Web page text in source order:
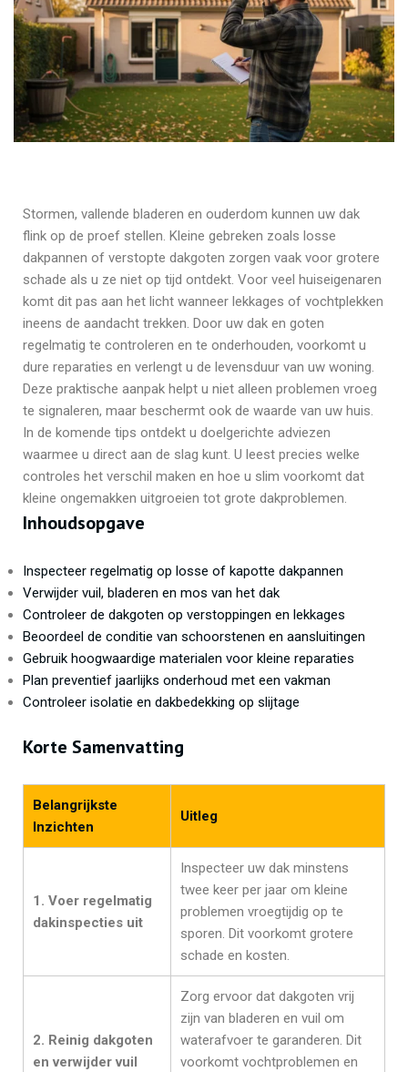
Stormen, vallende bladeren en ouderdom kunnen uw dak
flink op de proef stellen. Kleine gebreken zoals losse
dakpannen of verstopte dakgoten zorgen vaak voor grotere
schade als u ze niet op tijd ontdekt. Voor veel huiseigenaren
komt dit pas aan het licht wanneer lekkages of vochtplekken
ineens de aandacht trekken. Door uw dak en goten
regelmatig te controleren en te onderhouden, voorkomt u
dure reparaties en verlengt u de levensduur van uw woning.
Deze praktische aanpak helpt u niet alleen problemen vroeg
te signaleren, maar beschermt ook de waarde van uw huis.
In de komende tips ontdekt u doelgerichte adviezen
waarmee u direct aan de slag kunt. U leest precies welke
controles het verschil maken en hoe u slim voorkomt dat
kleine ongemakken uitgroeien tot grote dakproblemen.
Inhoudsopgave
Inspecteer regelmatig op losse of kapotte dakpannen
Verwijder vuil, bladeren en mos van het dak
Controleer de dakgoten op verstoppingen en lekkages
Beoordeel de conditie van schoorstenen en aansluitingen
Gebruik hoogwaardige materialen voor kleine reparaties
Plan preventief jaarlijks onderhoud met een vakman
Controleer isolatie en dakbedekking op slijtage
Korte Samenvatting
Belangrijkste
Inzichten
Uitleg
1. Voer regelmatig
dakinspecties uit
Inspecteer uw dak minstens
twee keer per jaar om kleine
problemen vroegtijdig op te
sporen. Dit voorkomt grotere
schade en kosten.
2. Reinig dakgoten
en verwijder vuil
Zorg ervoor dat dakgoten vrij
zijn van bladeren en vuil om
waterafvoer te garanderen. Dit
voorkomt vochtproblemen en